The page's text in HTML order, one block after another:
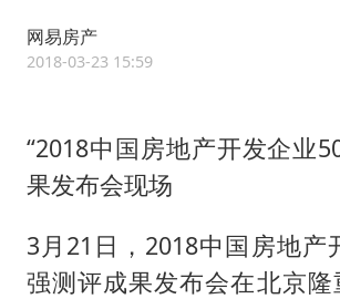
女主硬加吻戏短
郑丽文：台湾从
董璇小酒窝朵朵
网易房产
2018-03-23 15:59
“2018中国房地产开发企业
果发布会现场
3月21日，2018中国房地产
强测评成果发布会在北京隆